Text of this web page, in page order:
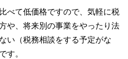
べて低価格ですので、気軽に税
や、将来別の事業をやったり法
い（税務相談をする予定がな
す。